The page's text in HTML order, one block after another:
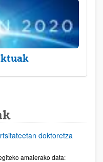
doktoretza
amaierako data: